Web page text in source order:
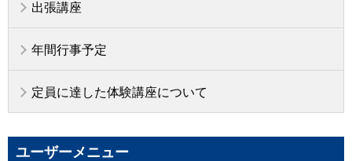
出張講座
年間行事予定
定員に達した体験講座について
ユーザーメニュー